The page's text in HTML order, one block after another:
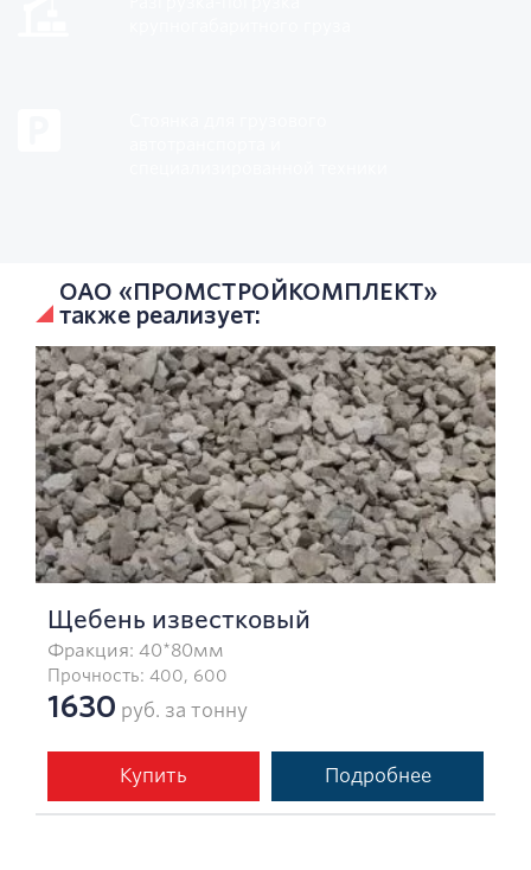
ОАО «ПРОМСТРОЙКОМПЛЕКТ»
также реализует:
Щебень известковый
Фракция: 40*80мм
Прочность: 400, 600
1630 руб. за тонну
Купить Подробнее